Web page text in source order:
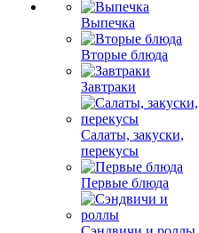
Выпечка
Вторые блюда
Завтраки
Салаты, закуски,
перекусы
Первые блюда